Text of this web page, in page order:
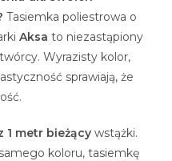
Tasiemka poliestrowa o
Aksa to niezastąpiony
Wyrazisty kolor,
sprawiają, że
1 metr bieżący wstążki.
koloru, tasiemkę